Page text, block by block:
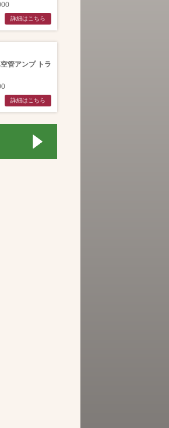
詳細はこちら
管アンプ トラ
詳細はこちら